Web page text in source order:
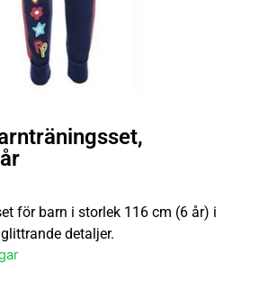
för barn i storlek 116 cm (6 år) i
detaljer.